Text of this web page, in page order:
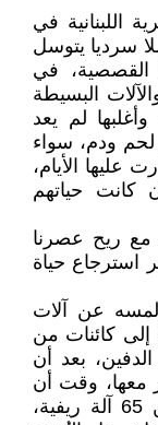
اللبنانية في
سرديا يتوسل
القصصية، في
البسيطة
لم يعد
لحم ودم، سواء
عليها الأيام،
كانت حياتهم
مع ريح عصرنا
استرجاع حياة
عن آلات
إلى كائنات من
بعد أن
معها، وقت أن
كانت حياتهم مربوطة بها. وهنا نقرأ عن 65 آلة ريفية،